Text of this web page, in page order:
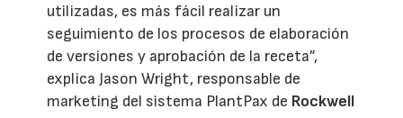
utilizadas, es más fácil realizar un
seguimiento de los procesos de elaboración
de versiones y aprobación de la receta”,
explica Jason Wright, responsable de
marketing del sistema PlantPax de Rockwell